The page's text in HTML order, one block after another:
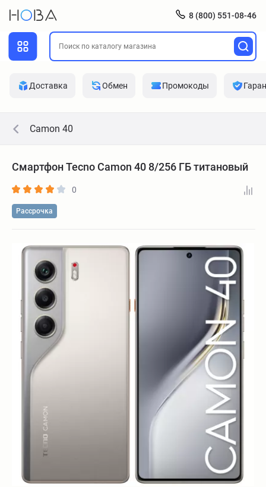
8 (800) 551-08-46
Доставка Обмен Промокоды
Camon 40
Смартфон Tecno Camon 40 8/256 ГБ титановый
0
Рассрочка